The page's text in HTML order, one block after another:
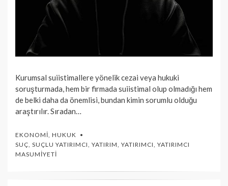
Kurumsal suiistimallere yönelik cezai veya hukuki
soruşturmada, hem bir firmada suiistimal olup olmadığı hem
de belki daha da önemlisi, bundan kimin sorumlu olduğu
araştırılır. Sıradan…
EKONOMI, HUKUK
SUÇ, SUÇLU YATIRIMCI, YATIRIM, YATIRIMCI, YATIRIMCI
MASUMIYETI